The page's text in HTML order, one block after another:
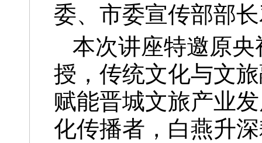
委、市委宣传部部
本次讲座特邀原
授，传统文化与文
赋能晋城文旅产业
化传播者，白燕升